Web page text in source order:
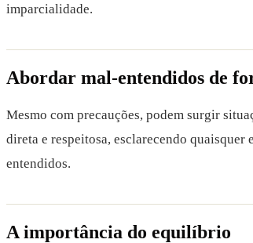
imparcialidade.
Abordar mal-entendidos de
Mesmo com precauções, podem surgir
direta e respeitosa, esclarecendo
entendidos.
A importância do equilíbrio